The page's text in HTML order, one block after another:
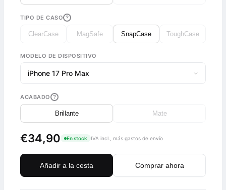
TIPO DE CASO ?
ClearCase MagSafe SnapCase ToughCase
MODELO DE DISPOSITIVO
iPhone 17 Pro Max
ACABADO ?
Brillante Mate
€34,90 En stock IVA incl., más gastos de envío
Añadir a la cesta Comprar ahora